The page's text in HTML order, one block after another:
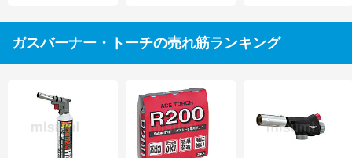
ガスバーナー・トーチの売れ筋ランキング